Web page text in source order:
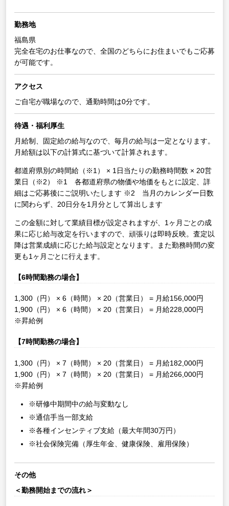
勤務地
福島県
完全在宅のお仕事なので、全国のどちらにお住まいでもご応募
が可能です。
アクセス
ご自宅が職場なので、通勤時間は0分です。
待遇・福利厚生
月給制、固定給の給与なので、毎月の給与は一定となります。
月給額は以下の計算式に基づいて計算されます。
都道府県別の時間給（※1） × 1日当たりの勤務時間数 × 20営
業日（※2）
※1 各都道府県の物価や地価をもとに設定、詳
細はご応募後にご説明いたします ※2 当月のカレンダー日数
に関わらず、20日分を1月分として算出します
この金額に対して業績目標が設定されますが、1ヶ月ごとの成
果に応じ給与改定を行いますので、頑張りは即時反映。査定以
降は営業成績に応じた給与設定となります。また勤務時間の変
更も1ヶ月ごとに行えます。
【6時間勤務の場合】
1,300（円） × 6（時間） × 20（営業日） = 月給156,000円
1,900（円） × 6（時間） × 20（営業日） = 月給228,000円
※昇給例
【7時間勤務の場合】
1,300（円） × 7（時間） × 20（営業日） = 月給182,000円
1,900（円） × 7（時間） × 20（営業日） = 月給266,000円
※昇給例
※研修中期間中の給与変動なし
※通信手当一部支給
※各種インセンティブ支給（最大年間30万円）
※社会保険完備（厚生年金、健康保険、雇用保険）
その他
＜勤務開始までの流れ＞